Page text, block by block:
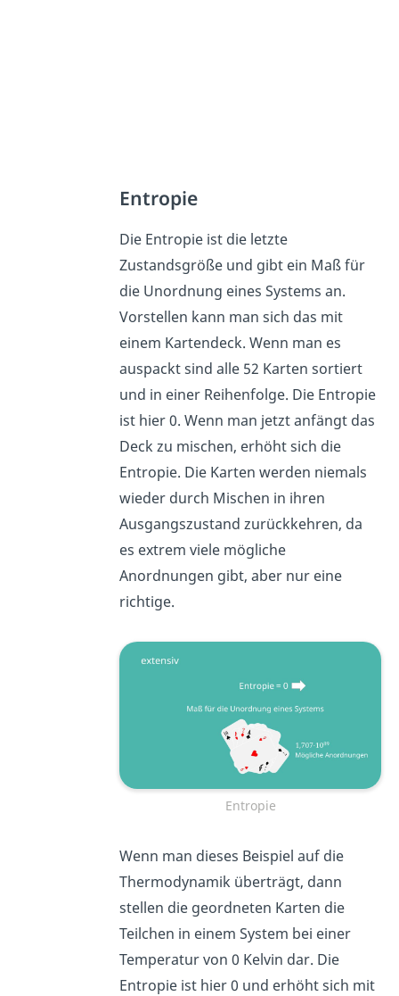
Entropie
Die Entropie ist die letzte
Zustandsgröße und gibt ein Maß für
die Unordnung eines Systems an.
Vorstellen kann man sich das mit
einem Kartendeck. Wenn man es
auspackt sind alle 52 Karten sortiert
und in einer Reihenfolge. Die Entropie
ist hier 0. Wenn man jetzt anfängt das
Deck zu mischen, erhöht sich die
Entropie. Die Karten werden niemals
wieder durch Mischen in ihren
Ausgangszustand zurückkehren, da
es extrem viele mögliche
Anordnungen gibt, aber nur eine
richtige.
Entropie
Wenn man dieses Beispiel auf die
Thermodynamik überträgt, dann
stellen die geordneten Karten die
Teilchen in einem System bei einer
Temperatur von 0 Kelvin dar. Die
Entropie ist hier 0 und erhöht sich mit